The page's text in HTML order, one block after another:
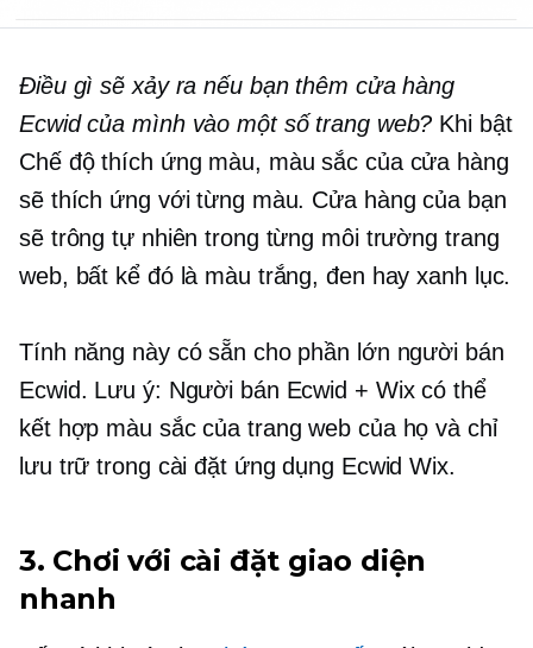
Điều gì sẽ xảy ra nếu bạn thêm cửa hàng
Ecwid của mình vào một số trang web? Khi bật
Chế độ thích ứng màu, màu sắc của cửa hàng
sẽ thích ứng với từng màu. Cửa hàng của bạn
sẽ trông tự nhiên trong từng môi trường trang
web, bất kể đó là màu trắng, đen hay xanh lục.
Tính năng này có sẵn cho phần lớn người bán
Ecwid. Lưu ý: Người bán Ecwid + Wix có thể
kết hợp màu sắc của trang web của họ và chỉ
lưu trữ trong cài đặt ứng dụng Ecwid Wix.
3. Chơi với cài đặt giao diện
nhanh